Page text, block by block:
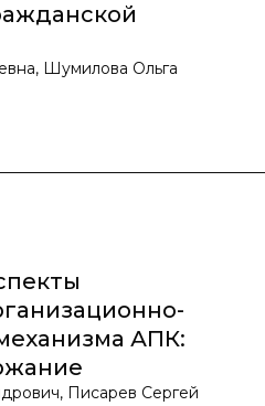
Шумилова Ольга
АПК:
Писарев Сергей